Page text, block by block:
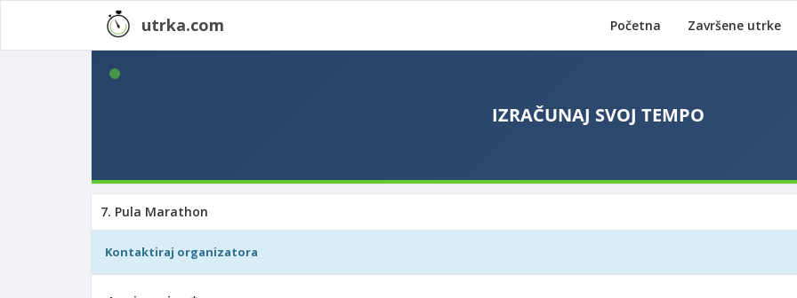
utrka.com Početna Završene utrke
7. Pula Marathon
Kontaktiraj organizatora